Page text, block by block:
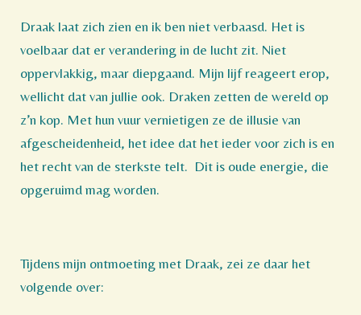
Draak laat zich zien en ik ben niet verbaasd. Het is
voelbaar dat er verandering in de lucht zit. Niet
oppervlakkig, maar diepgaand. Mijn lijf reageert erop,
wellicht dat van jullie ook. Draken zetten de wereld op
z’n kop. Met hun vuur vernietigen ze de illusie van
afgescheidenheid, het idee dat het ieder voor zich is en
het recht van de sterkste telt. Dit is oude energie, die
opgeruimd mag worden.
Tijdens mijn ontmoeting met Draak, zei ze daar het
volgende over: